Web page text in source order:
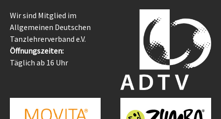
Wir sind Mitglied im
Allgemeinen Deutschen
Tanzlehrerverband e.V.
Öffnungszeiten:
Täglich ab 16 Uhr